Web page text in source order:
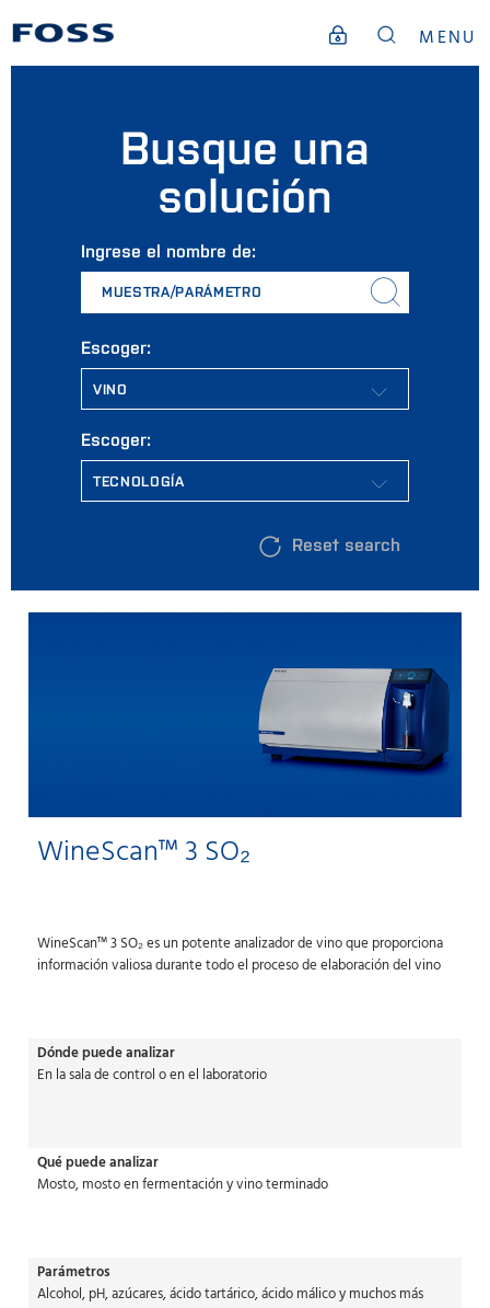
MENU
Busque una
solución
Ingrese el nombre de:
MUESTRA/PARÁMETRO
Escoger:
Escoger:
Reset search
WineScan™ 3 SO₂
WineScan™ 3 SO₂ es un potente analizador de vino que proporciona
información valiosa durante todo el proceso de elaboración del vino
Dónde puede analizar
En la sala de control o en el laboratorio
Qué puede analizar
Mosto, mosto en fermentación y vino terminado
Parámetros
Alcohol, pH, azúcares, ácido tartárico, ácido málico y muchos más